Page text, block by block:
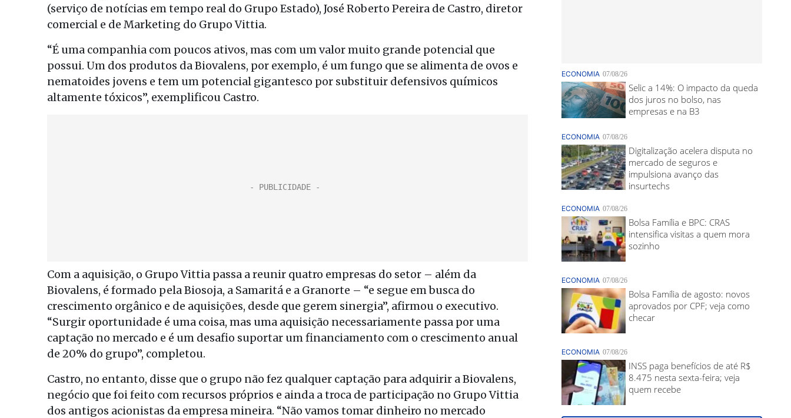
(serviço de notícias em tempo real do Grupo Estado), José Roberto Pereira de Castro, diretor
comercial e de Marketing do Grupo Vittia.
“É uma companhia com poucos ativos, mas com um valor muito grande potencial que
possui. Um dos produtos da Biovalens, por exemplo, é um fungo que se alimenta de ovos e
nematoides jovens e tem um potencial gigantesco por substituir defensivos químicos
altamente tóxicos”, exemplificou Castro.
Com a aquisição, o Grupo Vittia passa a reunir quatro empresas do setor – além da
Biovalens, é formado pela Biosoja, a Samaritá e a Granorte – “e segue em busca do
crescimento orgânico e de aquisições, desde que gerem sinergia”, afirmou o executivo.
“Surgir oportunidade é uma coisa, mas uma aquisição necessariamente passa por uma
captação no mercado e é um desafio suportar um financiamento com o crescimento anual
de 20% do grupo”, completou.
Castro, no entanto, disse que o grupo não fez qualquer captação para adquirir a Biovalens,
negócio que foi feito com recursos próprios e ainda a troca de participação no Grupo Vittia
dos antigos acionistas da empresa mineira. “Não vamos tomar dinheiro no mercado